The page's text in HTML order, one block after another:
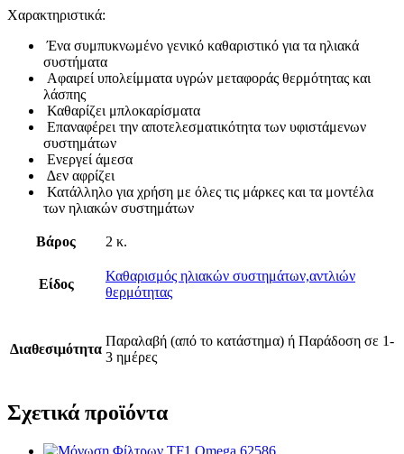
Χαρακτηριστικά:
Ένα συμπυκνωμένο γενικό καθαριστικό για τα ηλιακά
συστήματα
Αφαιρεί υπολείμματα υγρών μεταφοράς θερμότητας και
λάσπης
Καθαρίζει μπλοκαρίσματα
Επαναφέρει την αποτελεσματικότητα των υφιστάμενων
συστημάτων
Ενεργεί άμεσα
∆εν αφρίζει
Κατάλληλο για χρήση με όλες τις μάρκες και τα μοντέλα
των ηλιακών συστημάτων
Βάρος 2 κ.
Είδος
Καθαρισμός ηλιακών συστημάτων,αντλιών
θερμότητας
Διαθεσιμότητα
Παραλαβή (από το κατάστημα) ή Παράδοση σε 1-
3 ημέρες
Σχετικά προϊόντα